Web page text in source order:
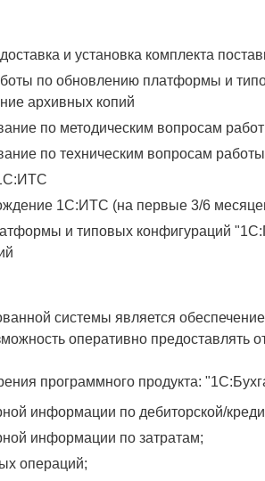
и установка комплекта
по обновлению платформы и
архивных копий
по методическим вопросам
по техническим вопросам
1С:ИТС (на первые 3/6
и типовых конфигураций
системы является
оперативно предоставлять
программного продукта:
информации по дебиторской/
информации по затратам;
операций;